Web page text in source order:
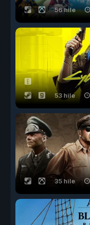
56 hile
53 hile
35 hile